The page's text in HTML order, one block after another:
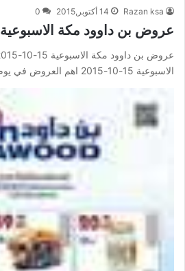
Razan ksa 14 أكتوبر,2015 0
عروض بن داوود مكة الاسبوعية 15-10-2015
الاسبوعية 15-10-2015 اهم العروض في يوم الخميس الواقع في 2…